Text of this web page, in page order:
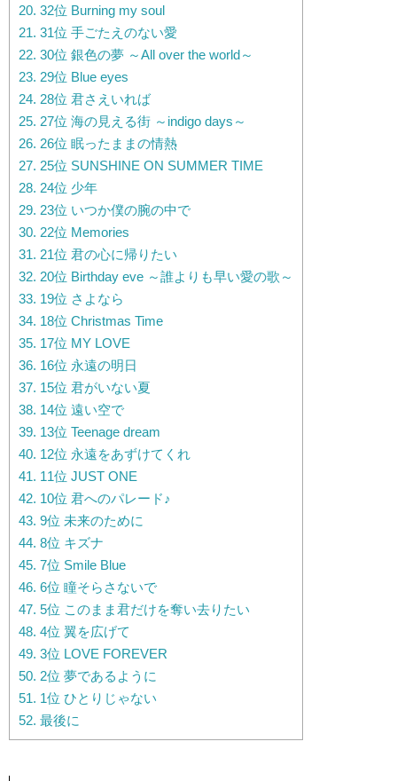
20. 32位 Burning my soul
21. 31位 手ごたえのない愛
22. 30位 銀色の夢 ～All over the world～
23. 29位 Blue eyes
24. 28位 君さえいれば
25. 27位 海の見える街 ～indigo days～
26. 26位 眠ったままの情熱
27. 25位 SUNSHINE ON SUMMER TIME
28. 24位 少年
29. 23位 いつか僕の腕の中で
30. 22位 Memories
31. 21位 君の心に帰りたい
32. 20位 Birthday eve ～誰よりも早い愛の歌～
33. 19位 さよなら
34. 18位 Christmas Time
35. 17位 MY LOVE
36. 16位 永遠の明日
37. 15位 君がいない夏
38. 14位 遠い空で
39. 13位 Teenage dream
40. 12位 永遠をあずけてくれ
41. 11位 JUST ONE
42. 10位 君へのパレード♪
43. 9位 未来のために
44. 8位 キズナ
45. 7位 Smile Blue
46. 6位 瞳そらさないで
47. 5位 このまま君だけを奪い去りたい
48. 4位 翼を広げて
49. 3位 LOVE FOREVER
50. 2位 夢であるように
51. 1位 ひとりじゃない
52. 最後に